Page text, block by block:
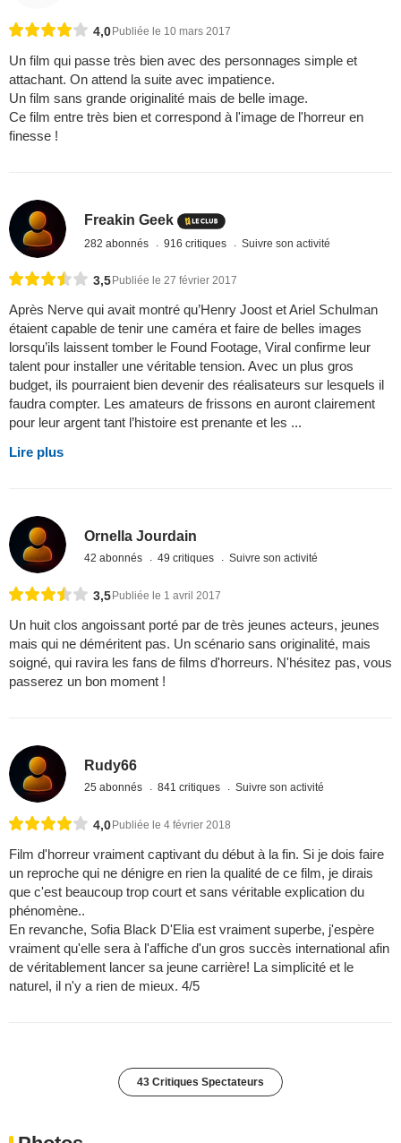
4,0 Publiée le 10 mars 2017
Un film qui passe très bien avec des personnages simple et
attachant. On attend la suite avec impatience.
Un film sans grande originalité mais de belle image.
Ce film entre très bien et correspond à l'image de l'horreur en
finesse !
Freakin Geek
282 abonnés 916 critiques Suivre son activité
3,5Publiée le 27 février 2017
Après Nerve qui avait montré qu’Henry Joost et Ariel Schulman
étaient capable de tenir une caméra et faire de belles images
lorsqu’ils laissent tomber le Found Footage, Viral confirme leur
talent pour installer une véritable tension. Avec un plus gros
budget, ils pourraient bien devenir des réalisateurs sur lesquels il
faudra compter. Les amateurs de frissons en auront clairement
pour leur argent tant l’histoire est prenante et les ...
Lire plus
Ornella Jourdain
42 abonnés 49 critiques Suivre son activité
3,5Publiée le 1 avril 2017
Un huit clos angoissant porté par de très jeunes acteurs, jeunes
mais qui ne déméritent pas. Un scénario sans originalité, mais
soigné, qui ravira les fans de films d'horreurs. N'hésitez pas, vous
passerez un bon moment !
Rudy66
25 abonnés 841 critiques Suivre son activité
4,0 Publiée le 4 février 2018
Film d'horreur vraiment captivant du début à la fin. Si je dois faire
un reproche qui ne dénigre en rien la qualité de ce film, je dirais
que c'est beaucoup trop court et sans véritable explication du
phénomène..
En revanche, Sofia Black D'Elia est vraiment superbe, j'espère
vraiment qu'elle sera à l'affiche d'un gros succès international afin
de véritablement lancer sa jeune carrière! La simplicité et le
naturel, il n'y a rien de mieux. 4/5
43 Critiques Spectateurs